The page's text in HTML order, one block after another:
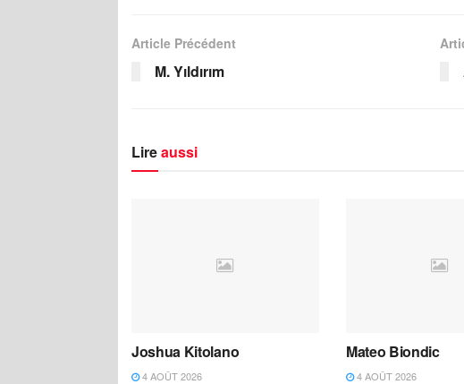
Article Précédent
M. Yıldırım
Lireaussi
Joshua Kitolano
4 AOÛT 2026
Mateo Biondic
4 AOÛT 2026